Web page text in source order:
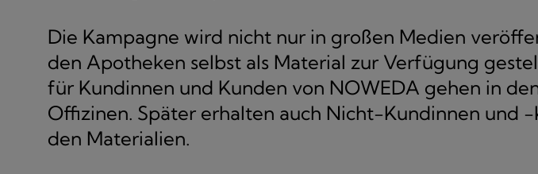
Die Kampagne wird nicht nur in großen Medien
den Apotheken selbst als Material zur Verfügung
für Kundinnen und Kunden von NOWEDA gehen in
Offizinen. Später erhalten auch Nicht-Kundinnen und
den Materialien.